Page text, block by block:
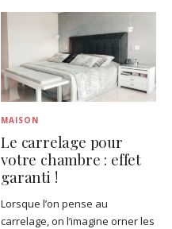
MAISON
Le carrelage pour
votre chambre : effet
garanti !
Lorsque l’on pense au
carrelage, on l’imagine orner les